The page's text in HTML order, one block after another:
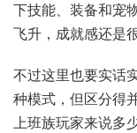
下技能、装备和宠
飞升，成就感还是
不过这里也要实话
种模式，但区分得
上班族玩家来说多